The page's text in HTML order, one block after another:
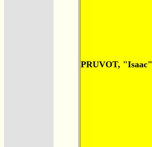
PRUVOT, "Isaac"